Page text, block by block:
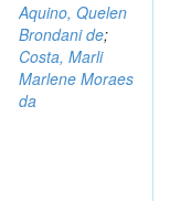
Aquino, Quelen
Brondani de;
Costa, Marli
Marlene Moraes
da